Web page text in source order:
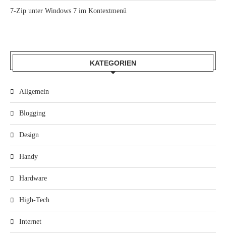
7-Zip unter Windows 7 im Kontextmenü
KATEGORIEN
Allgemein
Blogging
Design
Handy
Hardware
High-Tech
Internet